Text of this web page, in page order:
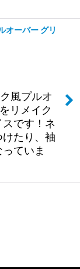
オーバー グリ
風プルオ
リメイク
です！ネ
たり、袖
ていま